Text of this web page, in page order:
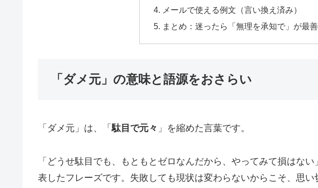
メールで使える例文（言い換え済み）
まとめ：迷ったら「無理を承知で」が最善
「ダメ元」の意味と語源をおさらい
「ダメ元」は、「駄目で元々 」を縮めた言葉です。
「どうせ駄目でも、もともとゼロなんだから、やってみて損はな
表したフレーズです。失敗しても現状は変わらないからこそ、思い